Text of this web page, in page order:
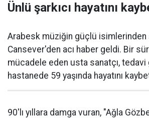
Ünlü şarkıcı hayatını
Arabesk müziğin güçlü isimlerinden
Cansever'den acı haber geldi. Bir
mücadele eden usta sanatçı, tedavi
hastanede 59 yaşında hayatını
90'lı yıllara damga vuran, "Ağla